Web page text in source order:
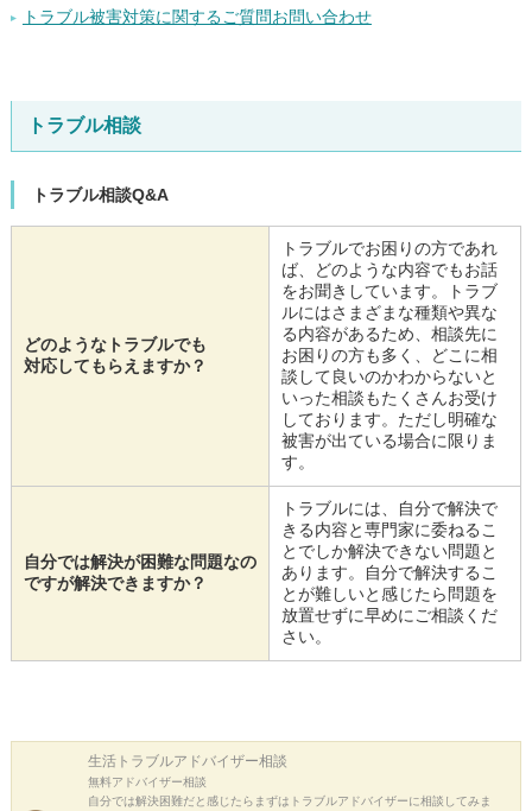
トラブル被害対策に関するご質問お問い合わせ
トラブル相談
トラブル相談Q&A
どのようなトラブルでも
対応してもらえますか？
トラブルでお困りの方であれ
ば、どのような内容でもお話
をお聞きしています。トラブ
ルにはさまざまな種類や異な
る内容があるため、相談先に
お困りの方も多く、どこに相
談して良いのかわからないと
いった相談もたくさんお受け
しております。ただし明確な
被害が出ている場合に限りま
す。
自分では解決が困難な問題なの
ですが解決できますか？
トラブルには、自分で解決で
きる内容と専門家に委ねるこ
とでしか解決できない問題と
あります。自分で解決するこ
とが難しいと感じたら問題を
放置せずに早めにご相談くだ
さい。
生活トラブルアドバイザー相談
無料アドバイザー相談
自分では解決困難だと感じたらまずはトラブルアドバイザーに相談してみま